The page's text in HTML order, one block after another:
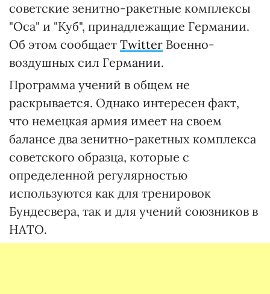
советские зенитно-ракетные комплексы
"Оса" и "Куб", принадлежащие Германии.
Об этом сообщает Twitter Военно-
воздушных сил Германии.
Программа учений в общем не
раскрывается. Однако интересен факт,
что немецкая армия имеет на своем
балансе два зенитно-ракетных комплекса
советского образца, которые с
определенной регулярностью
используются как для тренировок
Бундесвера, так и для учений союзников в
НАТО.